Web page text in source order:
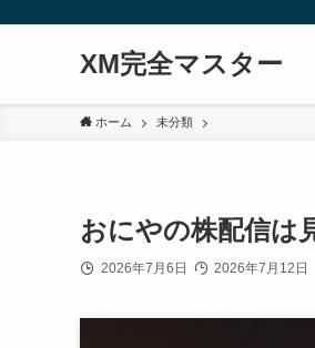
XM完全マスター
ホーム 未分類
おにやの株配信は
2026年7月6日 2026年7月12日